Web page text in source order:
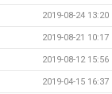
2019-08-24 13:20
2019-08-21 10:17
2019-08-12 15:56
2019-04-15 16:37